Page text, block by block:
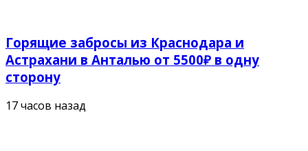
Горящие забросы из Краснодара и
Астрахани в Анталью от 5500₽ в одну
сторону
17 часов назад